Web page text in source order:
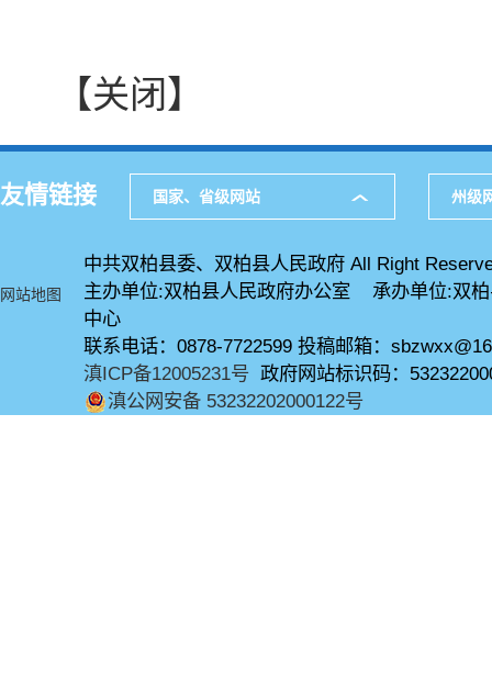
【关闭】
友情链接 国家、省级网站 州级
网站地图
中共双柏县委、双柏县人民政府 All Right
主办单位:双柏县人民政府办公室 承办单位:双
中心
联系电话：0878-7722599 投稿邮箱：
滇ICP备12005231号 政府网站标识码：
滇公网安备 53232202000122号